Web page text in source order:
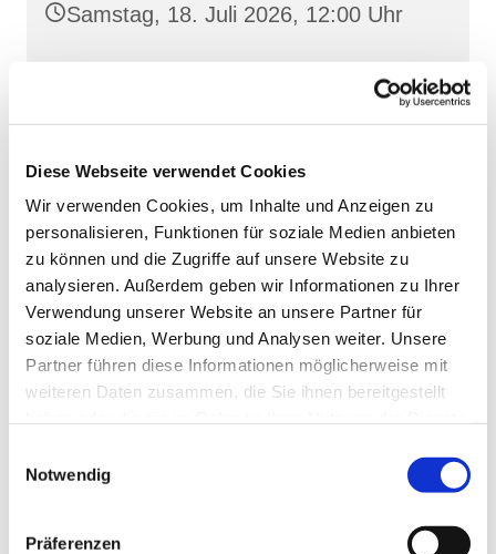
Diese Webseite verwendet Cookies
Wir verwenden Cookies, um Inhalte und Anzeigen zu
personalisieren, Funktionen für soziale Medien anbieten
zu können und die Zugriffe auf unsere Website zu
analysieren. Außerdem geben wir Informationen zu Ihrer
Verwendung unserer Website an unsere Partner für
soziale Medien, Werbung und Analysen weiter. Unsere
Partner führen diese Informationen möglicherweise mit
weiteren Daten zusammen, die Sie ihnen bereitgestellt
Notwendig
Präferenzen
Samstag, 18. Juli 2026, 12:00 Uhr
Maria Meeresstern, Sellin, Hochufer /